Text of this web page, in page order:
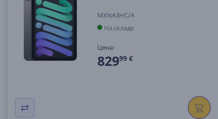
MXNA3HC/A
На складе
Цена:
82999 €